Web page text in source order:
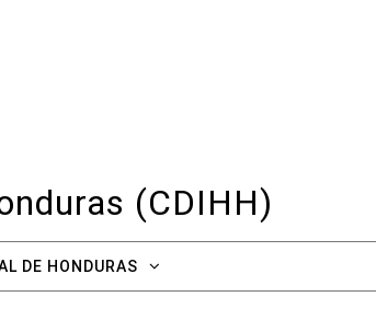
(CDIHH)
DE HONDURAS